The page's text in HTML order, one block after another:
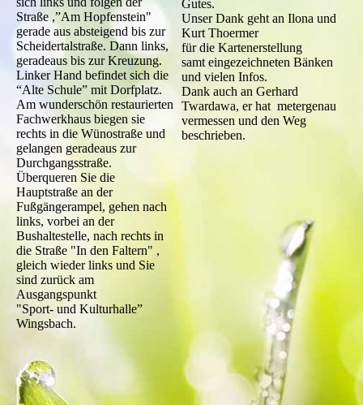
Straße ,”Am Hopfenstein"
gerade aus absteigend bis zur
Scheidertalstraße. Dann links,
geradeaus bis zur Kreuzung.
Linker Hand befindet sich die
“Alte Schule” mit Dorfplatz.
Am wunderschön restaurierten
Fachwerkhaus biegen sie
rechts in die Wünostraße und
gelangen geradeaus zur
Durchgangsstraße.
Überqueren Sie die
Hauptstraße an der
Fußgängerampel, gehen nach
links, vorbei an der
Bushaltestelle, nach rechts in
die Straße "In den Faltern" ,
gleich wieder links und Sie
sind zurück am
Ausgangspunkt
"Sport- und Kulturhalle”
Wingsbach.
Gutes.
Unser Dank geht an Ilona und
Kurt Thoermer
für die Kartenerstellung
samt eingezeichneten Bänken
und vielen Infos.
Dank auch an Gerhard
Twardawa, er hat metergenau
vermessen und den Weg
beschrieben.